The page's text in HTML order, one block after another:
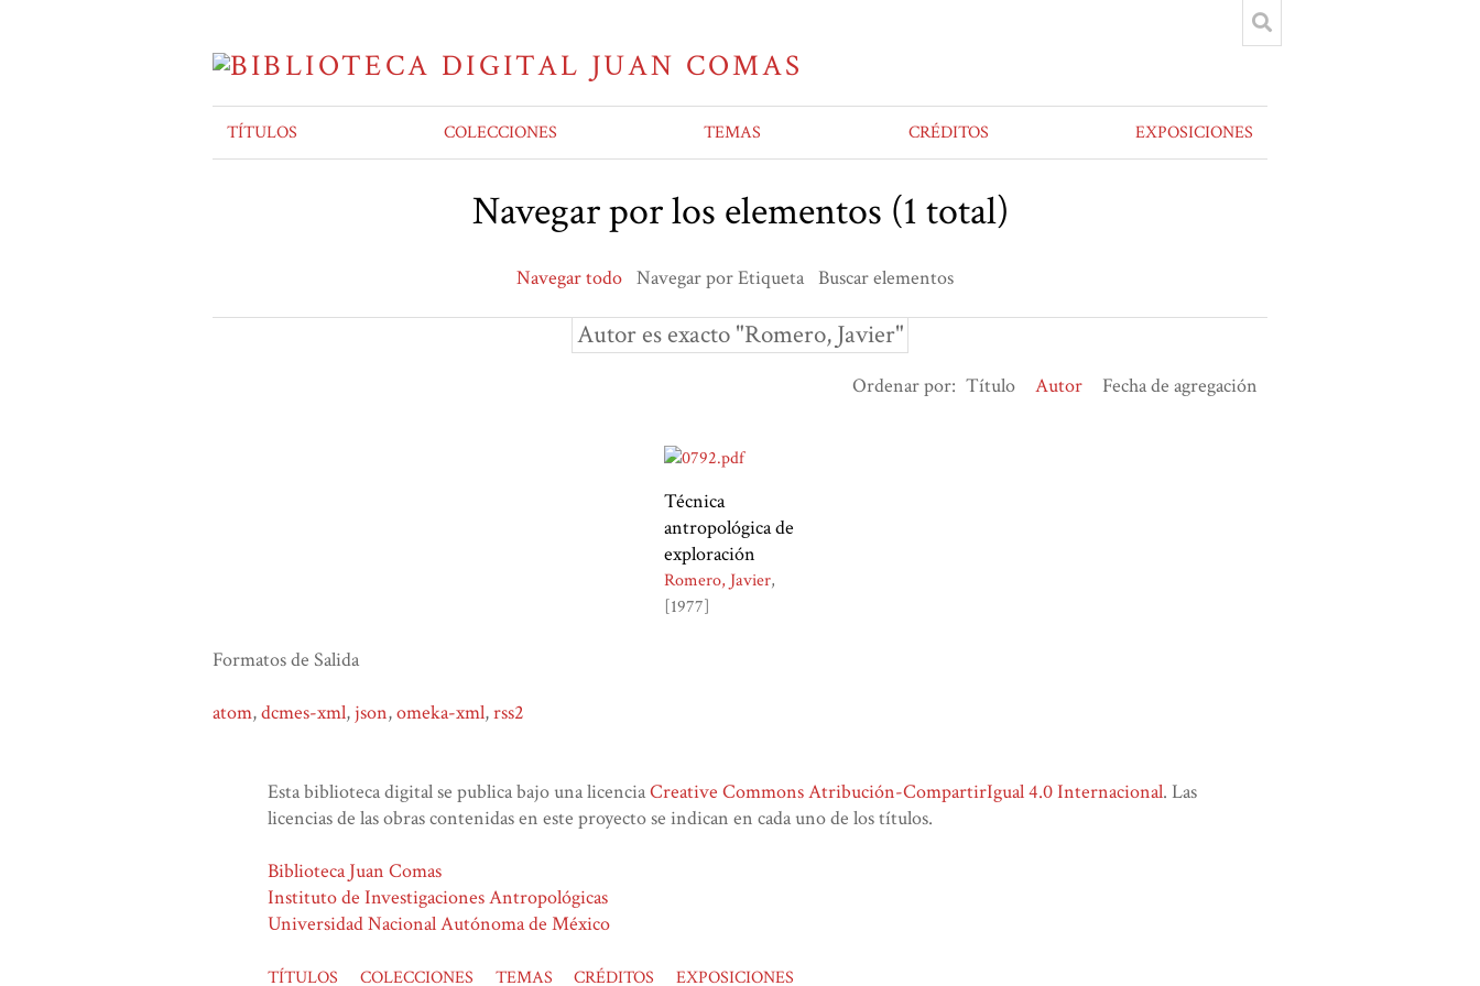
TÍTULOS COLECCIONES TEMAS CRÉDITOS EXPOSICIONES
Navegar por los elementos (1 total)
Navegar todo Navegar por Etiqueta Buscar elementos
Autor es exacto "Romero, Javier"
Ordenar por: Título Autor Fecha de agregación
Técnica
antropológica de
exploración
Romero, Javier
[1977]
Formatos de Salida
atom,dcmes-xml, json,omeka-xml,rss2
Esta biblioteca digital se publica bajo una licenciaCreative Commons Atribución-CompartirIgual 4.0 Internacional. Las
licencias de las obras contenidas en este proyecto se indican en cada uno de los títulos.
Biblioteca Juan Comas
Instituto de Investigaciones Antropológicas
Universidad Nacional Autónoma de México
TÍTULOS COLECCIONES TEMAS CRÉDITOS EXPOSICIONES